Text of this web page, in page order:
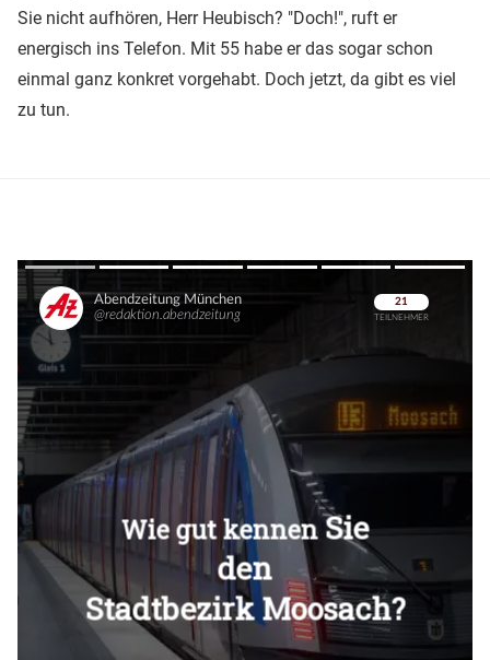
Sie nicht aufhören, Herr Heubisch? "Doch!", ruft er
energisch ins Telefon. Mit 55 habe er das sogar schon
einmal ganz konkret vorgehabt. Doch jetzt, da gibt es viel
zu tun.
Überspringen
Überspringen